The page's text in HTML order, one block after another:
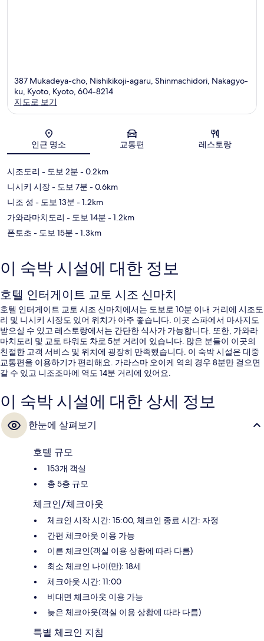
387 Mukadeya-cho, Nishikikoji-agaru, Shinmachidori, Nakagyo-
ku, Kyoto, Kyoto, 604-8214
지도로 보기
인근 명소 교통편 레스토랑
시조도리 - 도보 2분 - 0.2km
니시키 시장- 도보 7분 - 0.6km
니조 성 - 도보 13분 - 1.2km
가와라마치도리 - 도보 14분 - 1.2km
폰토초 - 도보 15분 - 1.3km
이 숙박 시설에 대한 정보
호텔 인터게이트 교토 시조 신마치
호텔 인터게이트 교토 시조 신마치에서는 도보로 10분 이내 거리에 시조도
리 및 니시키 시장도 있어 위치가 아주 좋습니다. 이곳 스파에서 마사지도
받으실 수 있고 레스토랑에서는 간단한 식사가 가능합니다. 또한, 가와라
마치도리 및 교토 타워도 차로 5분 거리에 있습니다. 많은 분들이 이곳의
친절한 고객 서비스 및 위치에 굉장히 만족했습니다. 이 숙박 시설은 대중
교통편을 이용하기가 편리해요. 가라스마 오이케 역의 경우 8분만 걸으면
갈 수 있고 니조조마에 역도 14분 거리에 있어요.
이 숙박 시설에 대한 상세 정보
한눈에 살펴보기
호텔 규모
153개 객실
총 5층 규모
체크인/체크아웃
체크인 시작 시간: 15:00, 체크인 종료 시간: 자정
간편 체크아웃 이용 가능
이른 체크인(객실 이용 상황에 따라 다름)
최소 체크인 나이(만): 18세
체크아웃 시간: 11:00
비대면 체크아웃 이용 가능
늦은 체크아웃(객실 이용 상황에 따라 다름)
특별 체크인 지침